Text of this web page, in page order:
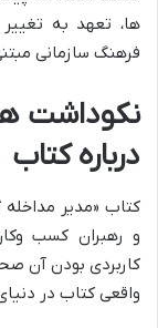
ها، تعهد به
فرهنگ سازمانی
نکوداشت
درباره کتاب
کتاب «مدیر
و رهبران کسب
کاربردی بودن آن
واقعی کتاب در